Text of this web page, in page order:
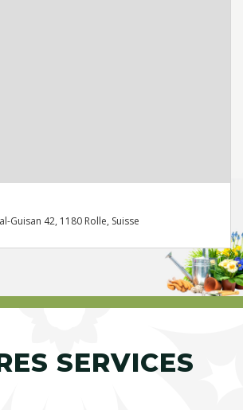
Guisan 42, 1180 Rolle, Suisse
SERVICES